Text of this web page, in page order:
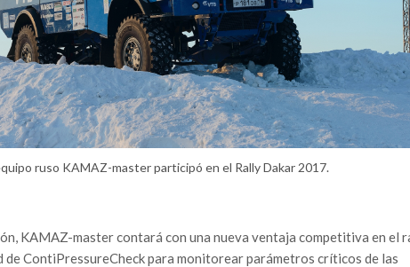
ruso KAMAZ-master participó en el Rally Dakar 2017.
KAMAZ-master contará con una nueva ventaja competitiva en el
de ContiPressureCheck para monitorear parámetros críticos de las